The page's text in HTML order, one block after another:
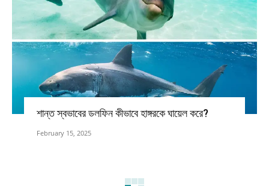
শান্ত স্বভাবের ডলফিন কীভাবে হাঙ্গরকে ঘায়েল করে?
February 15, 2025